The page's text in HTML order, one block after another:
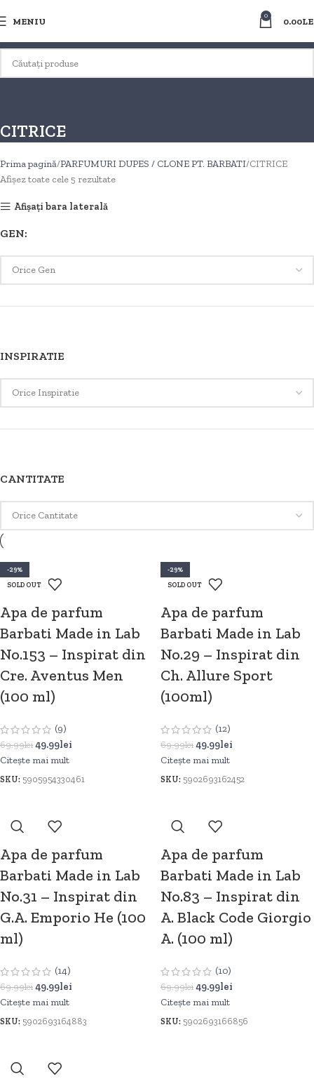
MENIU
0
0.00
CITRICE
Prima pagină PARFUMURI DUPES / CLONE PT. BARBATI CITRICE
Afișez toate cele 5 rezultate
Afișați bara laterală
GEN:
INSPIRATIE
CANTITATE
-29%
SOLD OUT
Apa de parfum
Barbati Made in Lab
No.153 – Inspirat din
Cre. Aventus Men
(100 ml)
(9)
69.99lei 49.99lei
Citește mai mult
SKU: 5905954330461
-29%
SOLD OUT
Apa de parfum
Barbati Made in Lab
No.29 – Inspirat din
Ch. Allure Sport
(100ml)
(12)
69.99lei 49.99lei
Citește mai mult
SKU: 5902693162452
-29%
SOLD OUT
Apa de parfum
Barbati Made in Lab
No.31 – Inspirat din
G.A. Emporio He (100
ml)
(14)
69.99lei 49.99lei
Citește mai mult
SKU: 5902693164883
-29%
SOLD OUT
Apa de parfum
Barbati Made in Lab
No.83 – Inspirat din
A. Black Code Giorgio
A. (100 ml)
(10)
69.99lei 49.99lei
Citește mai mult
SKU: 5902693166856
-29%
SOLD OUT